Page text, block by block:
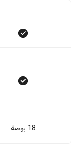
18 بوصة